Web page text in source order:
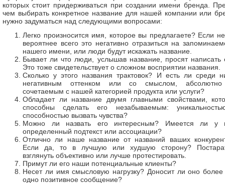
которых стоит придерживаться при создании имени бренда.
чем выбирать конкретное название для нашей компании или
нужно задуматься над следующими вопросами:
Легко произносится имя, которое вы предлагаете? Если
вероятнее всего это негативно отразиться на
нашего имени, или люди будут искажать название.
Бывает ли что люди, услышав название, просят написать
Это тоже свидетельствует о сложном восприятии названия.
Сколько у этого названия трактовок? И есть ли среди
негативным оттенком или со смыслом,
сочетаемым с нашей категорией продукта или услуги?
Обладает ли название двумя главными свойствами,
способны сделать его незабываемым:
способностью вызвать чувства?
Можно ли назвать его интересным? Имеется ли у
определенный подтекст или ассоциации?
Отлично ли наше название от названий ваших
Если да, то в лучшую или худшую сторону?
взглянуть объективно или лучше протестировать.
Примут ли его наши потенциальные клиенты?
Несет ли имя смысловую нагрузку? Доносит ли оно
одно позитивное сообщение?